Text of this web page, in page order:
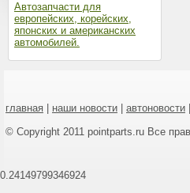
Автозапчасти для
европейских, корейских,
японских и американских
автомобилей.
главная наши новости автоновости
© Copyright 2011 pointparts.ru Все
0.24149799346924